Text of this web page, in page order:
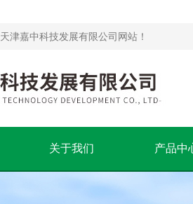
津嘉中科技发展有限公司网站！
关于我们 产品中